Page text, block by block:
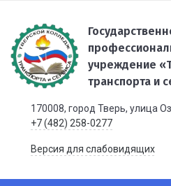
учреждение
транспорта и
170008, город Тверь, улица
+7 (482) 258-0277
Версия для слабовидящих